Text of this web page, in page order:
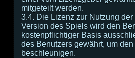
mitgeteilt werden.
3.4. Die Lizenz zur Nutzung der
Version des Spiels wird den
kostenpflichtiger Basis
des Benutzers gewährt, um
beschleunigen.